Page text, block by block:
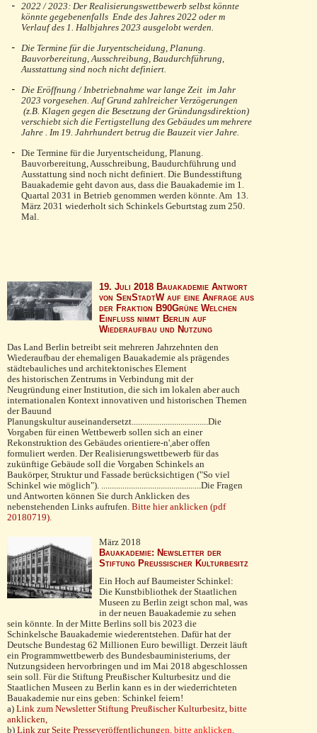
2022 / 2023: Der Realisierungswettbewerb selbst könnte
könnte gegebenenfalls Ende des Jahres 2022 oder m
Verlauf des 1. Halbjahres 2023 ausgelobt werden.
Die Termine für die Juryentscheidung, Planung.
Bauvorbereitung, Ausschreibung, Baudurchführung,
Ausstattung sind noch nicht definiert.
Die Eröffnung / Inbetriebnahme war lange Zeit im Jahr
2023 vorgesehen. Auf Grund zahlreicher Verzögerungen
(z.B. Klagen gegen die Besetzung der Gründungsdirektion)
verschiebt sich die Fertigstellung des Gebäudes um mehrere
Jahre . Im 19. Jahrhundert betrug die Bauzeit vier Jahre.
Die Termine für die Juryentscheidung, Planung.
Bauvorbereitung, Ausschreibung, Baudurchführung und
Ausstattung sind noch nicht definiert. Die Bundesstiftung
Bauakademie geht davon aus, dass die Bauakademie im 1.
Quartal 2031 in Betrieb genommen werden könnte. Am 13.
März 2031 wiederholt sich Schinkels Geburtstag zum 250.
Mal.
19. Juli 2018 Bauakademie Antwort
von SenStadtW auf eine Anfrage aus
der Fraktion B90Grüne Welchen
Einfluss nimmt Berlin auf
Wiederaufbau und Nutzung
Das Land Berlin betreibt seit mehreren Jahrzehnten den
Wiederaufbau der ehemaligen Bauakademie als prägendes
städtebauliches und architektonisches Element
des historischen Zentrums in Verbindung mit der
Neugründung einer Institution, die sich im lokalen aber auch
internationalen Kontext innovativen und historischen Themen
der Bauund
Planungskultur auseinandersetzt....................................Die
Vorgaben für einen Wettbewerb sollen sich an einer
Rekonstruktion des Gebäudes orientiere-n',aber offen
formuliert werden. Der Realisierungswettbewerb für das
zukünftige Gebäude soll die Vorgaben Schinkels an
Baukörper, Struktur und Fassade berücksichtigen ("So viel
Schinkel wie möglich"). ...............................................Die Fragen
und Antworten können Sie durch Anklicken des
nebenstehenden Links aufrufen. Bitte hier anklicken (pdf
20180719).
März 2018
Bauakademie: Newsletter der
Stiftung Preußischer Kulturbesitz
Ein Hoch auf Baumeister Schinkel:
Die Kunstbibliothek der Staatlichen
Museen zu Berlin zeigt schon mal, was
in der neuen Bauakademie zu sehen
sein könnte. In der Mitte Berlins soll bis 2023 die
Schinkelsche Bauaka­demie wiederentstehen. Dafür hat der
Deutsche Bun­destag 62 Millionen Euro bewilligt. Derzeit läuft
ein Programmwettbewerb des Bundesbauministeriums, der
Nutzungsideen hervorbringen und im Mai 2018 abgeschlossen
sein soll. Für die Stiftung Preußischer Kultur­besitz und die
Staatlichen Museen zu Berlin kann es in der wiederrichteten
Bauakademie nur eins geben: Schinkel feiern!
a) Link zum Newsletter Stiftung Preußischer Kulturbesitz, bitte
anklicken,
b) Link zur Seite Presseveröffentlichungen , bitte anklicken,